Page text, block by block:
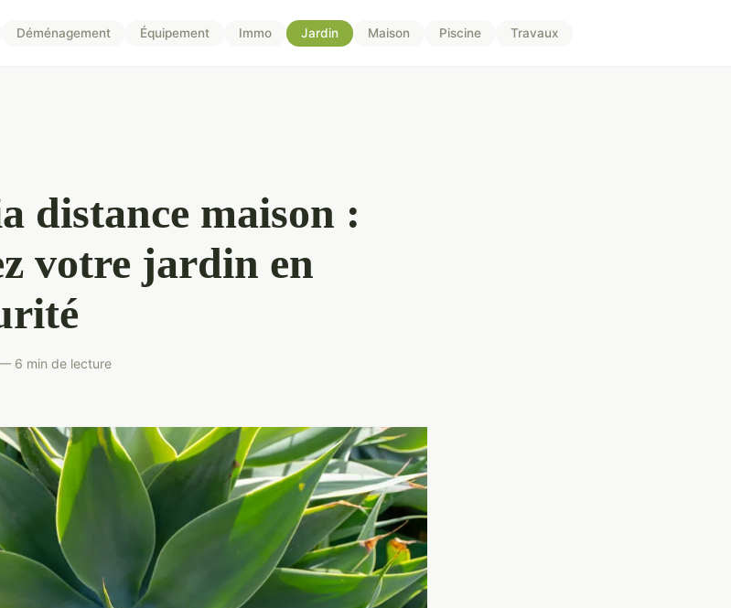
Déménagement Équipement Immo Jardin Maison Piscine Travaux
distance maison :
votre jardin en
6 min de lecture